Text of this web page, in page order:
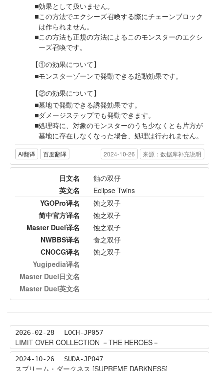
効果として扱いません。
この方法でエクシーズ召喚する際にチェーンブロック
は作られません。
この方法も正規の方法によるこのモンスターのエクシ
ーズ召喚です。
【①の効果について】
モンスターゾーンで発動できる起動効果です。
【②の効果について】
墓地で発動できる誘発効果です。
ダメージステップでも発動できます。
処理時に、対象のモンスターのうち少なくとも片方が
墓地に存在しなくなった場合、処理は行われません。
AI翻译 百度翻译 2024-10-26 来源：数据库补充说明
日文名
蝕の双仔
英文名
Eclipse Twins
YGOPro译名
蚀之双子
简中官方译名
蚀之双子
Master Duel译名
蚀之双子
NWBBS译名
食之双仔
CNOCG译名
蚀之双子
Yugipedia译名
Master Duel日文名
Master Duel英文名
2026-02-28 LOCH-JP057
LIMIT OVER COLLECTION －THE HEROES－
2024-10-26 SUDA-JP047
スプリーム・ダークネス [SUPREME DARKNESS]